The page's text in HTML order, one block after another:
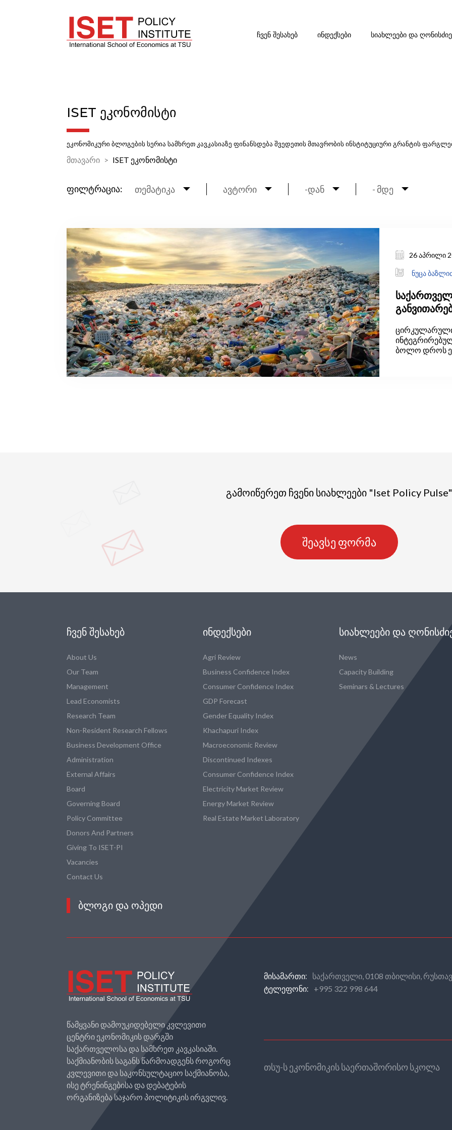
ᲩᲕᲔᲜ ᲨᲔᲡᲐᲮᲔᲑ ᲘᲜᲓᲔᲥᲡᲔᲑᲘ ᲡᲘᲐᲮᲚᲔᲔᲑᲘ ᲓᲐ
ISET ᲔᲙᲝᲜᲝᲛᲘᲡᲢᲘ
ეკონომიკური ბლოგების სერია სამხრეთ კავკასიაზე ფინანსდება შვედეთის მთავრობის ინსტიტუციური გრანტის
მთავარი ISET ეკონომისტი
ფილტრაცია: თემატიკა ავტორი -დან - მდე
26 აპრილი
ნუცა
ცირკულარული
ბოლო დროს
გამოიწერეთ ჩვენი სიახლეები "Iset Policy Pulse"
შეავსე ფორმა
ᲩᲕᲔᲜ ᲨᲔᲡᲐᲮᲔᲑ
About Us
Our Team
Management
Lead Economists
Research Team
Non-Resident Research Fellows
Business Development Office
Administration
External Affairs
Board
Governing Board
Policy Committee
Donors And Partners
Giving To ISET-PI
Vacancies
Contact Us
ᲘᲜᲓᲔᲥᲡᲔᲑᲘ
Agri Review
Business Confidence Index
Consumer Confidence Index
GDP Forecast
Gender Equality Index
Khachapuri Index
Macroeconomic Review
Discontinued Indexes
Consumer Confidence Index
Electricity Market Review
Energy Market Review
Real Estate Market Laboratory
ᲡᲘᲐᲮᲚᲔᲔᲑᲘ ᲓᲐ
News
Capacity Building
Seminars & Lectures
ᲑᲚᲝᲒᲘ ᲓᲐ ᲝᲞᲔᲓᲘ
წამყვანი დამოუკიდებელი კვლევითი
ცენტრი ეკონომიკის დარგში
საქართველოსა და სამხრეთ კავკასიაში.
საქმიანობის საგანს წარმოადგენს როგორც
კვლევითი და საკონსულტაციო საქმიანობა,
ისე ტრენინგებისა და დებატების
ორგანიზება საჯარო პოლიტიკის ირგვლივ.
ᲛᲘᲡᲐᲛᲐᲠᲗᲘ:
საქართველი, 0108 თბილისი,
ᲢᲔᲚᲔᲤᲝᲜᲘ:
+995 322 998 644
თსუ-ს ეკონომიკის საერთაშორისო სკოლა